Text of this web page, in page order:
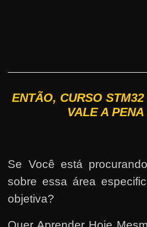
ENTÃO, CURSO
VALE A
Se Você está
sobre essa área
objetiva?